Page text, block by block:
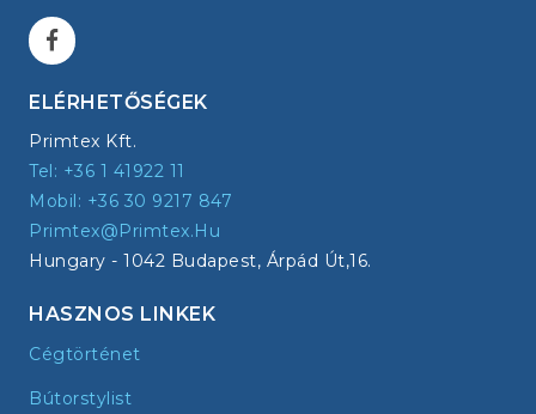
ELÉRHETŐSÉGEK
Primtex Kft.
Tel: +36 1 41922 11
Mobil: +36 30 9217 847
Primtex@primtex.hu
Hungary - 1042 Budapest, Árpád Út,16.
HASZNOS LINKEK
Cégtörténet
Bútorstylist